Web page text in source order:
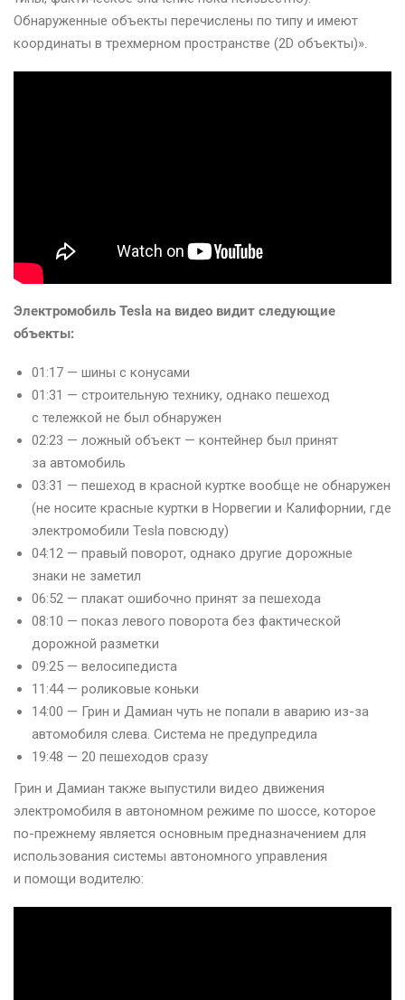
Обнаруженные объекты перечислены по типу и имеют
координаты в трехмерном пространстве (2D объекты)».
Электромобиль Tesla на видео видит следующие
объекты:
01:17 — шины с конусами
01:31 — строительную технику, однако пешеход
с тележкой не был обнаружен
02:23 — ложный объект — контейнер был принят
за автомобиль
03:31 — пешеход в красной куртке вообще не обнаружен
(не носите красные куртки в Норвегии и Калифорнии, где
электромобили Tesla повсюду)
04:12 — правый поворот, однако другие дорожные
знаки не заметил
06:52 — плакат ошибочно принят за пешехода
08:10 — показ левого поворота без фактической
дорожной разметки
09:25 — велосипедиста
11:44 — роликовые коньки
14:00 — Грин и Дамиан чуть не попали в аварию из-за
автомобиля слева. Система не предупредила
19:48 — 20 пешеходов сразу
Грин и Дамиан также выпустили видео движения
электромобиля в автономном режиме по шоссе, которое
по-прежнему является основным предназначением для
использования системы автономного управления
и помощи водителю: